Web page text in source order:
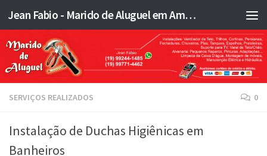
Skip to content Jean Fabio - Marido de Aluguel em Americana SP e região - JFMA
SERVIÇOS REALIZADOS 0
Instalação de Duchas Higiênicas em
Banheiros